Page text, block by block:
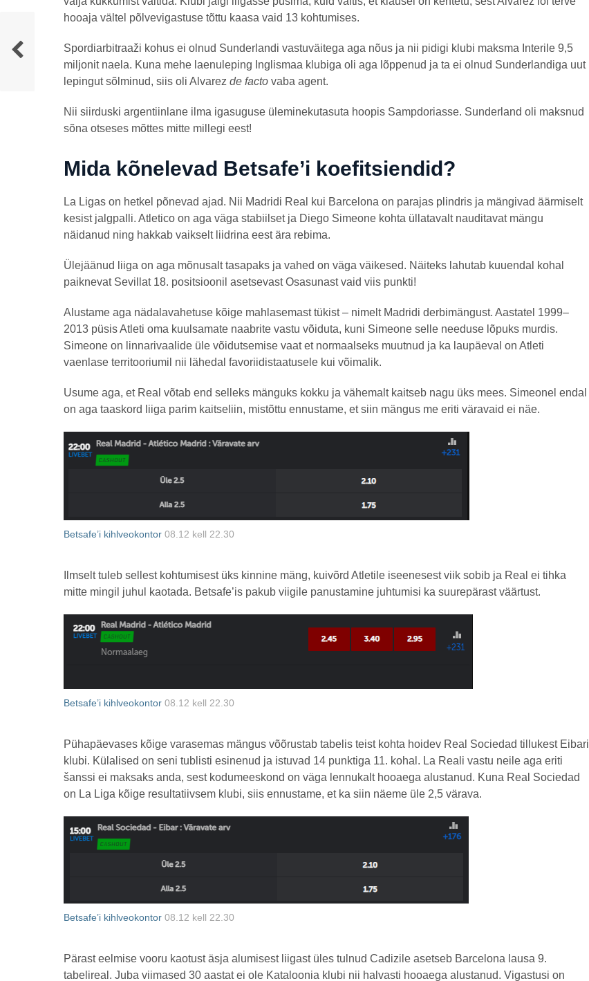
hooaja vältel põlvevigastuse tõttu kaasa vaid 13 kohtumises.
Spordiarbitraaži kohus ei olnud Sunderlandi vastuväitega aga nõus ja nii pidigi klubi maksma Interile 9,5
miljonit naela. Kuna mehe laenuleping Inglismaa klubiga oli aga lõppenud ja ta ei olnud Sunderlandiga uut
lepingut sõlminud, siis oli Alvarez de facto vaba agent.
Nii siirduski argentiinlane ilma igasuguse üleminekutasuta hoopis Sampdoriasse. Sunderland oli maksnud
sõna otseses mõttes mitte millegi eest!
Mida kõnelevad Betsafe’i koefitsiendid?
La Ligas on hetkel põnevad ajad. Nii Madridi Real kui Barcelona on parajas plindris ja mängivad äärmiselt
kesist jalgpalli. Atletico on aga väga stabiilset ja Diego Simeone kohta üllatavalt nauditavat mängu
näidanud ning hakkab vaikselt liidrina eest ära rebima.
Ülejäänud liiga on aga mõnusalt tasapaks ja vahed on väga väikesed. Näiteks lahutab kuuendal kohal
paiknevat Sevillat 18. positsioonil asetsevast Osasunast vaid viis punkti!
Alustame aga nädalavahetuse kõige mahlasemast tükist – nimelt Madridi derbimängust. Aastatel 1999–
2013 püsis Atleti oma kuulsamate naabrite vastu võiduta, kuni Simeone selle needuse lõpuks murdis.
Simeone on linnarivaalide üle võidutsemise vaat et normaalseks muutnud ja ka laupäeval on Atleti
vaenlase territooriumil nii lähedal favoriidistaatusele kui võimalik.
Usume aga, et Real võtab end selleks mänguks kokku ja vähemalt kaitseb nagu üks mees. Simeonel endal
on aga taaskord liiga parim kaitseliin, mistõttu ennustame, et siin mängus me eriti väravaid ei näe.
Betsafe’i kihlveokontor 08.12 kell 22.30
Ilmselt tuleb sellest kohtumisest üks kinnine mäng, kuivõrd Atletile iseenesest viik sobib ja Real ei tihka
mitte mingil juhul kaotada. Betsafe’is pakub viigile panustamine juhtumisi ka suurepärast väärtust.
Betsafe’i kihlveokontor 08.12 kell 22.30
Pühapäevases kõige varasemas mängus võõrustab tabelis teist kohta hoidev Real Sociedad tillukest Eibari
klubi. Külalised on seni tublisti esinenud ja istuvad 14 punktiga 11. kohal. La Reali vastu neile aga eriti
šanssi ei maksaks anda, sest kodumeeskond on väga lennukalt hooaega alustanud. Kuna Real Sociedad
on La Liga kõige resultatiivsem klubi, siis ennustame, et ka siin näeme üle 2,5 värava.
Betsafe’i kihlveokontor 08.12 kell 22.30
Pärast eelmise vooru kaotust äsja alumisest liigast üles tulnud Cadizile asetseb Barcelona lausa 9.
tabelireal. Juba viimased 30 aastat ei ole Kataloonia klubi nii halvasti hooaega alustanud. Vigastusi on